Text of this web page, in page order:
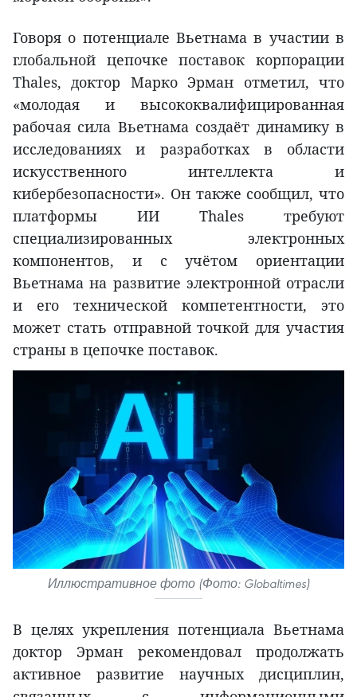
Говоря о потенциале Вьетнама в участии в
глобальной цепочке поставок корпорации
Thales, доктор Марко Эрман отметил, что
«молодая и высококвалифицированная
рабочая сила Вьетнама создаёт динамику в
исследованиях и разработках в области
искусственного интеллекта и
кибербезопасности». Он также сообщил, что
платформы ИИ Thales требуют
специализированных электронных
компонентов, и с учётом ориентации
Вьетнама на развитие электронной отрасли
и его технической компетентности, это
может стать отправной точкой для участия
страны в цепочке поставок.
Иллюстративное фото (Фото: Globaltimes)
В целях укрепления потенциала Вьетнама
доктор Эрман рекомендовал продолжать
активное развитие научных дисциплин,